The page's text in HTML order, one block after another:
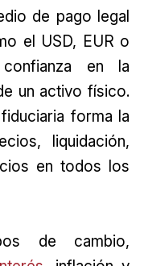
de pago legal
el USD, EUR o
en la
un activo físico.
forma la
liquidación,
en todos los
de cambio,